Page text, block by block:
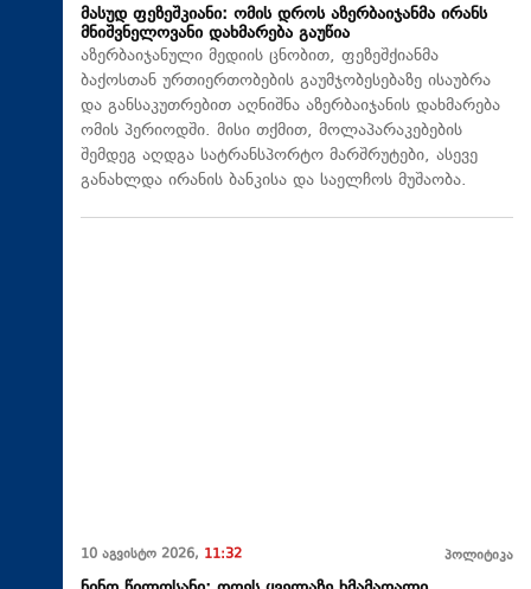
მასუდ ფეზეშკიანი: ომის დროს აზერბაიჯანმა ირანს
მნიშვნელოვანი დახმარება გაუწია
აზერბაიჯანული მედიის ცნობით, ფეზეშქიანმა
ბაქოსთან ურთიერთობების გაუმჯობესებაზე ისაუბრა
და განსაკუთრებით აღნიშნა აზერბაიჯანის დახმარება
ომის პერიოდში. მისი თქმით, მოლაპარაკებების
შემდეგ აღდგა სატრანსპორტო მარშრუტები, ასევე
განახლდა ირანის ბანკისა და საელჩოს მუშაობა.
10 აგვისტო 2026, 11:32 პოლიტიკა